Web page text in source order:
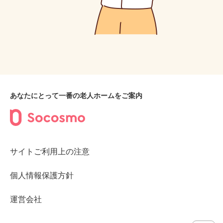
あなたにとって一番の老人ホームをご案内
サイトご利用上の注意
個人情報保護方針
運営会社